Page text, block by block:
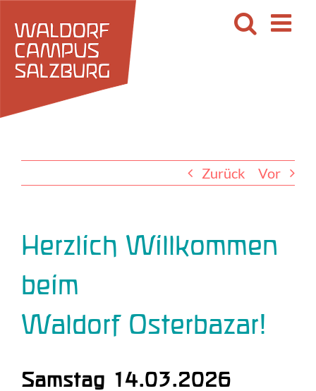
Inhalt
springen
Zurück Vor
Herzlich Willkommen
beim
Waldorf Osterbazar!
Samstag 14.03.2026